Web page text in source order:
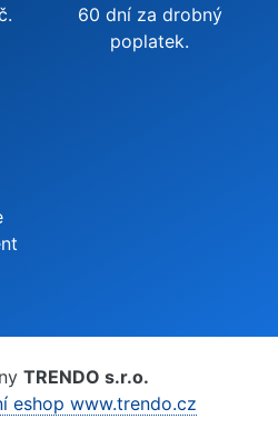
60 dní za drobný
poplatek.
TRENDO s.r.o.
eshop www.trendo.cz